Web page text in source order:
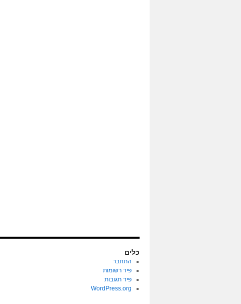
כלים
התחבר
פיד רשומות
פיד תגובות
WordPress.org